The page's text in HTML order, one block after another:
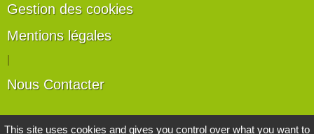
Gestion des cookies
Mentions légales
Nous Contacter
Les artisans du végétal
This site uses cookies and gives you control over what you want to